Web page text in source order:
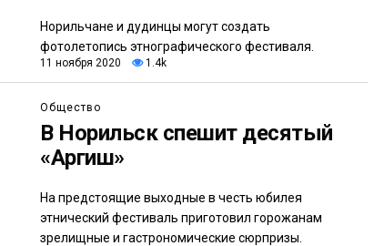
Норильчане и дудинцы могут создать
фотолетопись этнографического фестиваля.
11 ноября 2020 1.4k
Общество
В Норильск спешит десятый
«Аргиш»
На предстоящие выходные в честь юбилея
этнический фестиваль приготовил горожанам
зрелищные и гастрономические сюрпризы.